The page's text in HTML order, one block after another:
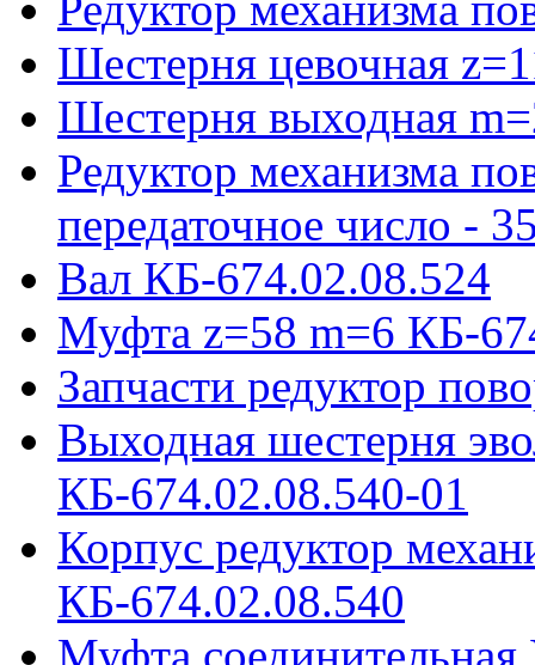
Шестерня цевочная
Шестерня выходная
Редуктор механизма
передаточное число -
Вал КБ-674.02.08.524
Муфта z=58 m=6 КБ-
Запчасти редуктор
Выходная шестерня
КБ-674.02.08.540-01
Корпус редуктор
КБ-674.02.08.540
Муфта соединительная